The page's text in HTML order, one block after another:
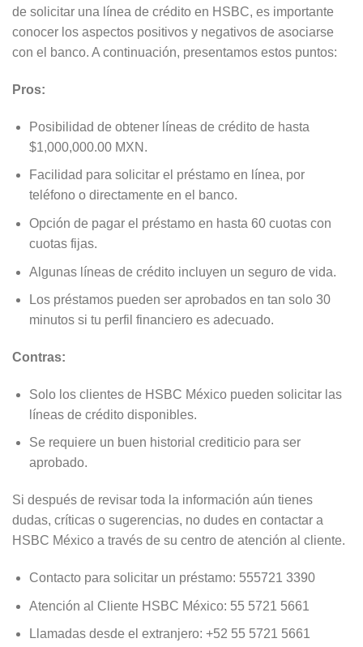
de solicitar una línea de crédito en HSBC, es importante
conocer los aspectos positivos y negativos de asociarse
con el banco. A continuación, presentamos estos puntos:
Pros:
Posibilidad de obtener líneas de crédito de hasta
$1,000,000.00 MXN.
Facilidad para solicitar el préstamo en línea, por
teléfono o directamente en el banco.
Opción de pagar el préstamo en hasta 60 cuotas con
cuotas fijas.
Algunas líneas de crédito incluyen un seguro de vida.
Los préstamos pueden ser aprobados en tan solo 30
minutos si tu perfil financiero es adecuado.
Contras:
Solo los clientes de HSBC México pueden solicitar las
líneas de crédito disponibles.
Se requiere un buen historial crediticio para ser
aprobado.
Si después de revisar toda la información aún tienes
dudas, críticas o sugerencias, no dudes en contactar a
HSBC México a través de su centro de atención al cliente.
Contacto para solicitar un préstamo: 555721 3390
Atención al Cliente HSBC México: 55 5721 5661
Llamadas desde el extranjero: +52 55 5721 5661